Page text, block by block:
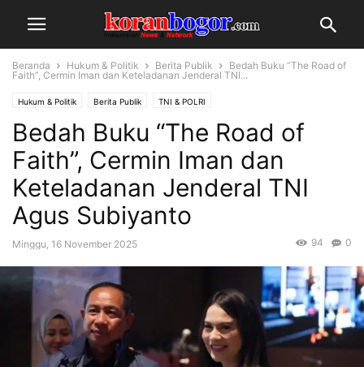
Beranda Hukum & Politik Berita Publik
Bedah Buku “The Road of
Faith”, Cermin Iman dan Keteladanan Jenderal TNI...
Hukum & Politik Berita Publik TNI & POLRI
Bedah Buku “The Road of
Faith”, Cermin Iman dan
Keteladanan Jenderal TNI
Agus Subiyanto
Minggu, 16 November 2025 0
94